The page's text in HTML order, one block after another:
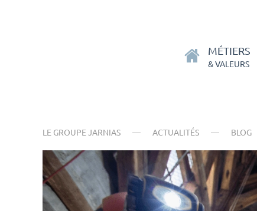
MÉTIERS
& VALEURS
LE GROUPE JARNIAS ACTUALITÉS BLOG